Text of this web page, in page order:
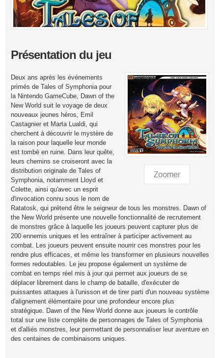
Présentation du jeu
Deux ans après les événements
primés de Tales of Symphonia pour
la Nintendo GameCube, Dawn of the
New World suit le voyage de deux
nouveaux jeunes héros, Emil
Castagnier et Marta Lualdi, qui
cherchent à découvrir le mystère de
la raison pour laquelle leur monde
est tombé en ruine. Dans leur quête,
leurs chemins se croiseront avec la
distribution originale de Tales of
Symphonia, notamment Lloyd et
Colette, ainsi qu'avec un esprit
d'invocation connu sous le nom de
Ratatosk, qui prétend être le seigneur de tous les monstres. Dawn of
the New World présente une nouvelle fonctionnalité de recrutement
de monstres grâce à laquelle les joueurs peuvent capturer plus de
200 ennemis uniques et les entraîner à participer activement au
combat. Les joueurs peuvent ensuite nourrir ces monstres pour les
rendre plus efficaces, et même les transformer en plusieurs nouvelles
formes redoutables. Le jeu propose également un système de
combat en temps réel mis à jour qui permet aux joueurs de se
déplacer librement dans le champ de bataille, d'exécuter de
puissantes attaques à l'unisson et de tirer parti d'un nouveau système
d'alignement élémentaire pour une profondeur encore plus
stratégique. Dawn of the New World donne aux joueurs le contrôle
total sur une liste complète de personnages de Tales of Symphonia
et d'alliés monstres, leur permettant de personnaliser leur aventure en
des centaines de combinaisons uniques.